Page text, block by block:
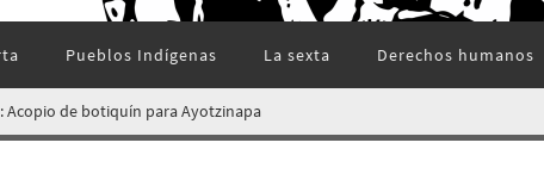
Pueblos Indí­genas La sexta Derechos humanos
Acopio de botiquín para Ayotzinapa